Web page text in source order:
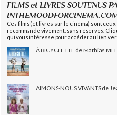
FILMS et LIVRES SOUTENUS
Ces films (et livres sur le cinéma) sont
recommande vivement, sans réserves.
qui vous intéresse pour accéder au lien
À BICYCLETTE de Mathias
AIMONS-NOUS VIVANTS de